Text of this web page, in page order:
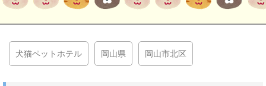
犬猫ペットホテル 岡山県 岡山市北区